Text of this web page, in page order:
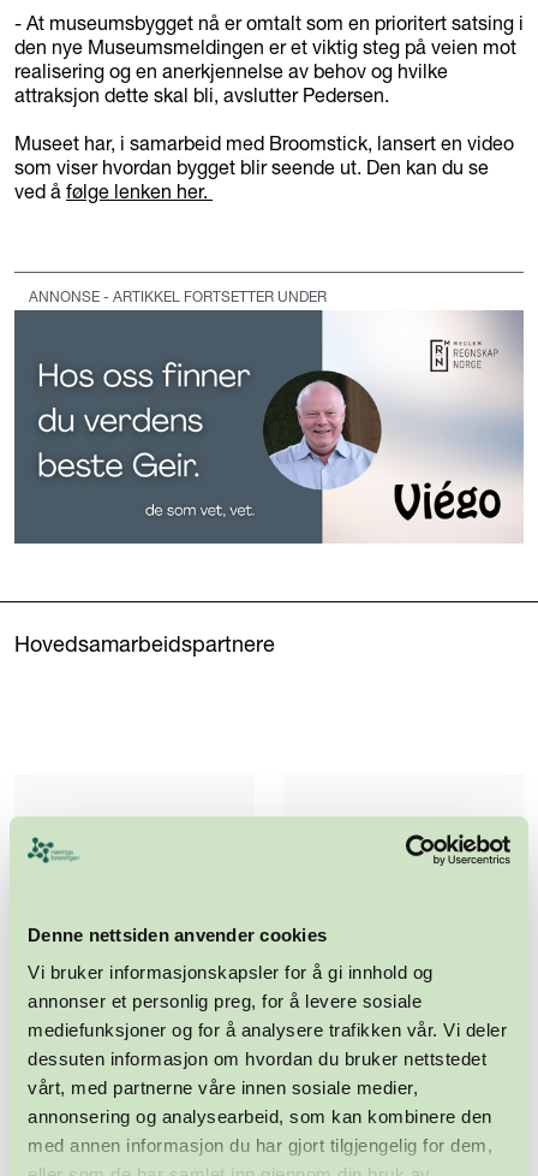
Denne nettsiden anvender cookies
Vi bruker informasjonskapsler for å gi innhold og
annonser et personlig preg, for å levere sosiale
mediefunksjoner og for å analysere trafikken vår. Vi deler
dessuten informasjon om hvordan du bruker nettstedet
vårt, med partnerne våre innen sosiale medier,
annonsering og analysearbeid, som kan kombinere den
med annen informasjon du har gjort tilgjengelig for dem,
- At museumsbygget nå er omtalt som en prioritert satsing i
den nye Museumsmeldingen er et viktig steg på veien mot
realisering og en anerkjennelse av behov og hvilke
attraksjon dette skal bli, avslutter Pedersen.
Museet har, i samarbeid med Broomstick, lansert en video
som viser hvordan bygget blir seende ut. Den kan du se
ved å følge lenken her.
ANNONSE - ARTIKKEL FORTSETTER UNDER
Hovedsamarbeidspartnere